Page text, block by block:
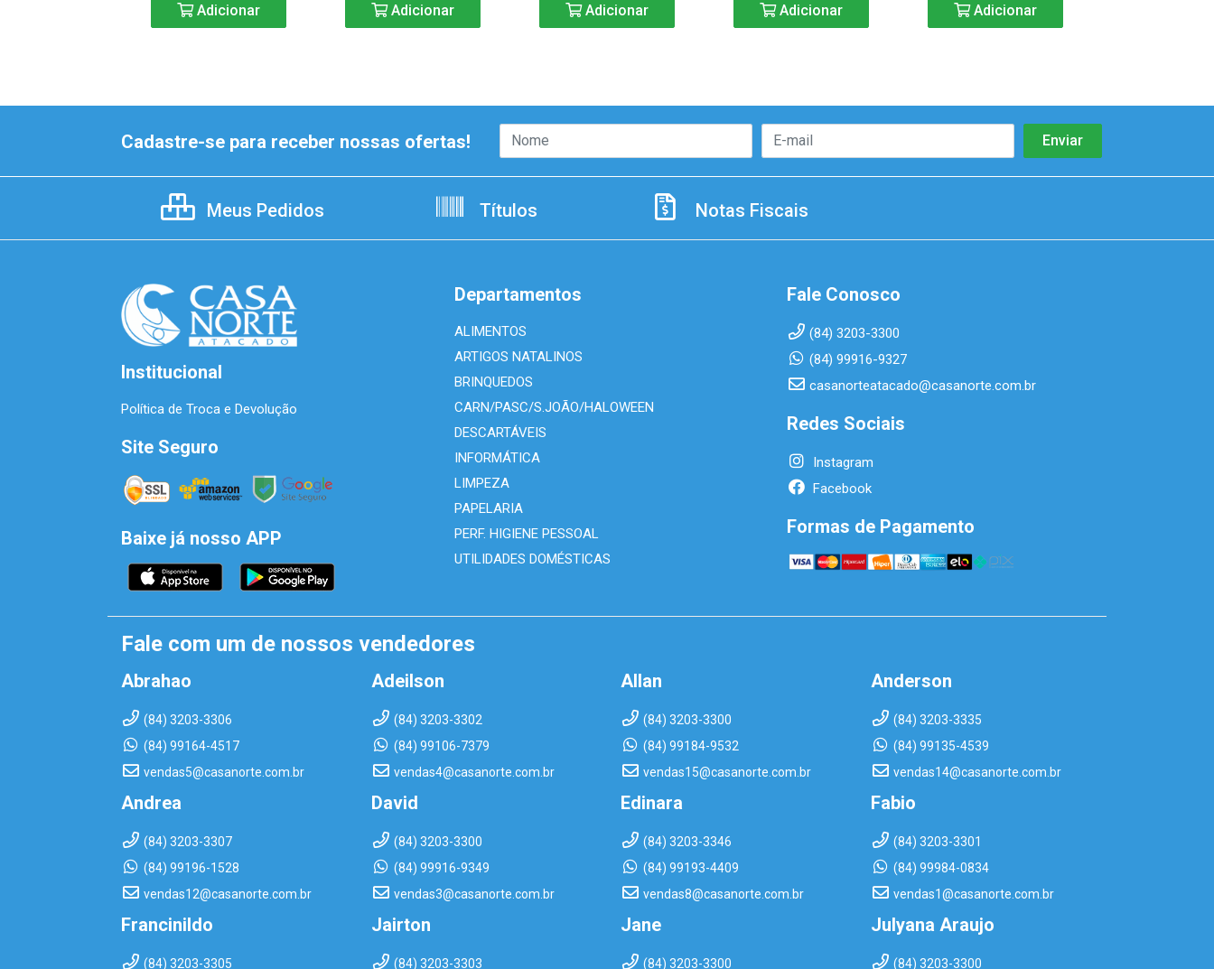
Adicionar Adicionar Adicionar Adicionar Adicionar
Cadastre-se para receber nossas ofertas!
Meus Pedidos Títulos Notas Fiscais
Institucional
Política de Troca e Devolução
Site Seguro
Baixe já nosso APP
Departamentos
ALIMENTOS
ARTIGOS NATALINOS
BRINQUEDOS
CARN/PASC/S.JOÃO/HALOWEEN
DESCARTÁVEIS
INFORMÁTICA
LIMPEZA
PAPELARIA
PERF. HIGIENE PESSOAL
UTILIDADES DOMÉSTICAS
Fale Conosco
(84) 3203-3300
(84) 99916-9327
casanorteatacado@casanorte.com.br
Redes Sociais
Instagram
Facebook
Formas de Pagamento
Fale com um de nossos vendedores
Abrahao
(84) 3203-3306
(84) 99164-4517
vendas5@casanorte.com.br
Adeilson
(84) 3203-3302
(84) 99106-7379
vendas4@casanorte.com.br
Allan
(84) 3203-3300
(84) 99184-9532
vendas15@casanorte.com.br
Anderson
(84) 3203-3335
(84) 99135-4539
vendas14@casanorte.com.br
Andrea
(84) 3203-3307
(84) 99196-1528
vendas12@casanorte.com.br
David
(84) 3203-3300
(84) 99916-9349
vendas3@casanorte.com.br
Edinara
(84) 3203-3346
(84) 99193-4409
vendas8@casanorte.com.br
Fabio
(84) 3203-3301
(84) 99984-0834
vendas1@casanorte.com.br
Francinildo
(84) 3203-3305
Jairton
(84) 3203-3303
Jane
(84) 3203-3300
Julyana Araujo
(84) 3203-3300